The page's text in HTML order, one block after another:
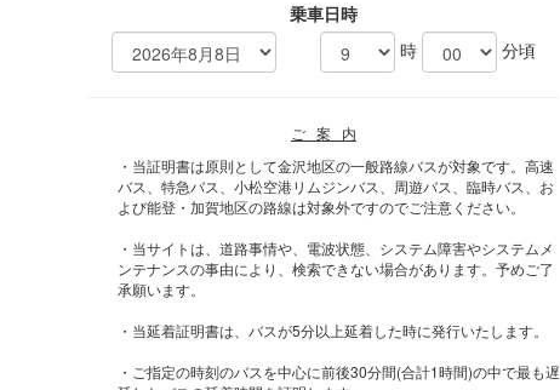
乗車日時
時
分頃
ご 案 内
・当証明書は原則として金沢地区の一般路線バスが対象です。高速
バス、特急バス、小松空港リムジンバス、周遊バス、臨時バス、お
よび能登・加賀地区の路線は対象外ですのでご注意ください。
・当サイトは、道路事情や、電波状態、システム障害やシステムメ
ンテナンスの事由により、検索できない場合があります。予めご了
承願います。
・当延着証明書は、バスが5分以上延着した時に発行いたします。
・ご指定の時刻のバスを中心に前後30分間(合計1時間)の中で最も遅